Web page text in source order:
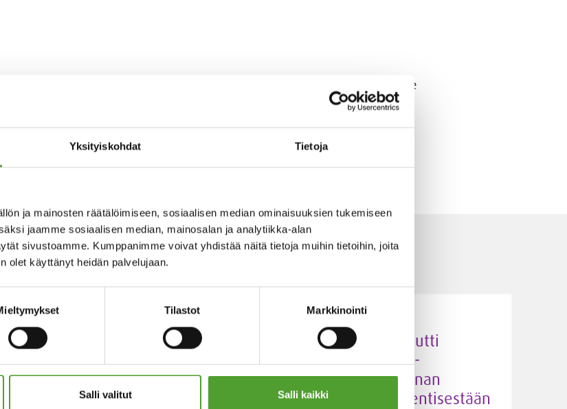
Yksityiskohdat Tietoja
ja mainosten räätälöimiseen, sosiaalisen median ominaisuuksien tukemiseen
jaamme sosiaalisen median, mainosalan ja analytiikka-alan
sivustoamme. Kumppanimme voivat yhdistää näitä tietoja muihin tietoihin, joita
olet käyttänyt heidän palvelujaan.
Tilastot Markkinointi
Salli valitut Salli kaikki
jolla on yli 130 vuoden kokemus kansainvälisestäkaupasta. Konserniyhtiömme
teollisuudelle ja terveydenhuoltosektorille. Lisäksi yhtiöt tarjoavat
menestystä ja vastuullista tulevaisuutta. Algol työllistää lähes
Juha Hietalahti nimitetty Algol
väliaikaiseksi
5.5.2026
Algol Chemicals saavutti
hopeatason EcoVadis-
arvioinnissa – hankinnan
kestävyys vahvistui entisestään